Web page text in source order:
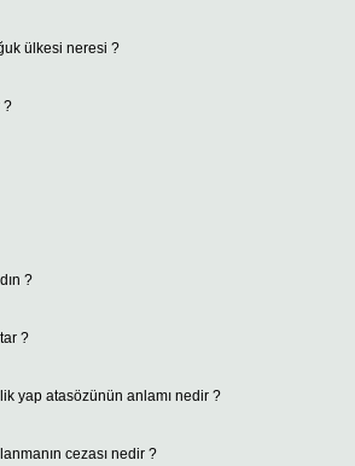
ülkesi neresi ?
?
?
?
yap atasözünün anlamı nedir ?
cezası nedir ?